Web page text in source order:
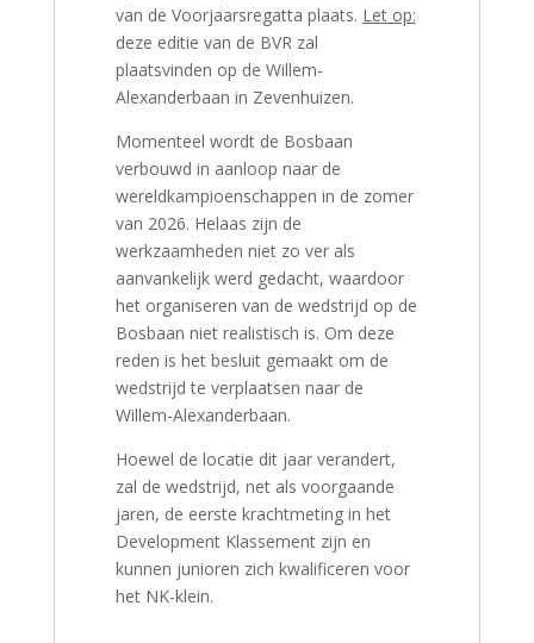
van de Voorjaarsregatta plaats. Let op:
deze editie van de BVR zal
plaatsvinden op de Willem-
Alexanderbaan in Zevenhuizen.
Momenteel wordt de Bosbaan
verbouwd in aanloop naar de
wereldkampioenschappen in de zomer
van 2026. Helaas zijn de
werkzaamheden niet zo ver als
aanvankelijk werd gedacht, waardoor
het organiseren van de wedstrijd op de
Bosbaan niet realistisch is. Om deze
reden is het besluit gemaakt om de
wedstrijd te verplaatsen naar de
Willem-Alexanderbaan.
Hoewel de locatie dit jaar verandert,
zal de wedstrijd, net als voorgaande
jaren, de eerste krachtmeting in het
Development Klassement zijn en
kunnen junioren zich kwalificeren voor
het NK-klein.